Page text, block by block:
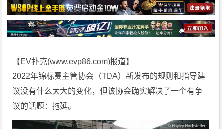
【EV扑克(www.evp86.com)报道】
2022年锦标赛主管协会（TDA）新发布的规则和指导建
议没有什么太大的变化，但该协会确实解决了一个有争
议的话题：拖延。